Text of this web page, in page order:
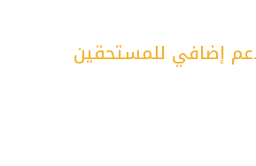
إضافي للمستحقين